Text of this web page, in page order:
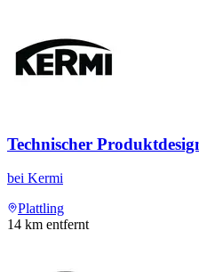
Technischer
bei Kermi
Plattling
14 km entfernt